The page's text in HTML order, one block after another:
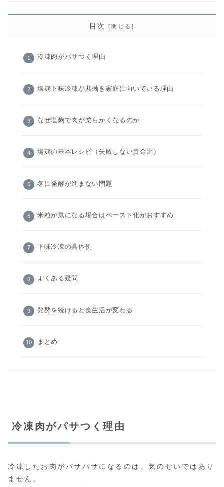
目次
冷凍肉がパサつく理由
塩麹下味冷凍が共働き家庭に向いている理由
なぜ塩麹で肉が柔らかくなるのか
塩麹の基本レシピ（失敗しない黄金比）
冬に発酵が進まない問題
米粒が気になる場合はペースト化がおすすめ
下味冷凍の具体例
よくある疑問
発酵を続けると食生活が変わる
まとめ
冷凍肉がパサつく理由
冷凍したお肉がパサパサになるのは、気のせいではあり
ません。